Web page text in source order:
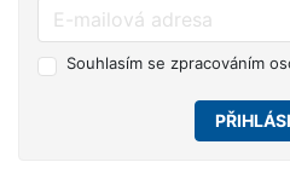
Souhlasím se zpracováním